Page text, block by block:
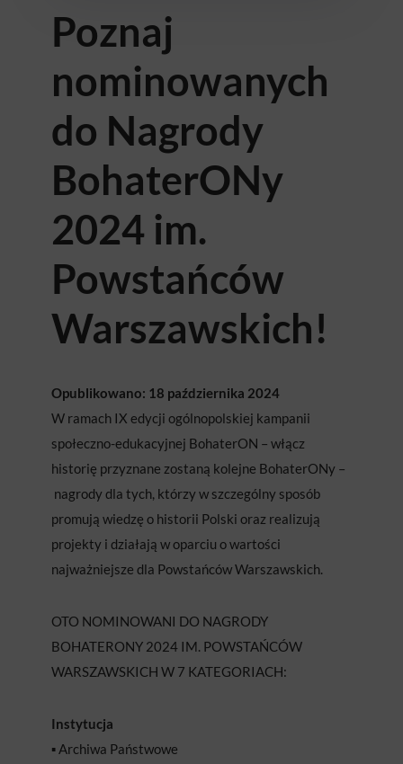
Poznaj
nominowanych
do Nagrody
BohaterONy
2024 im.
Powstańców
Warszawskich!
Opublikowano: 18 października 2024
W ramach IX edycji ogólnopolskiej kampanii
społeczno-edukacyjnej BohaterON – włącz
historię przyznane zostaną kolejne BohaterONy –
nagrody dla tych, którzy w szczególny sposób
promują wiedzę o historii Polski oraz realizują
projekty i działają w oparciu o wartości
najważniejsze dla Powstańców Warszawskich.
OTO NOMINOWANI DO NAGRODY
BOHATERONY 2024 IM. POWSTAŃCÓW
WARSZAWSKICH W 7 KATEGORIACH:
Instytucja
▪️ Archiwa Państwowe